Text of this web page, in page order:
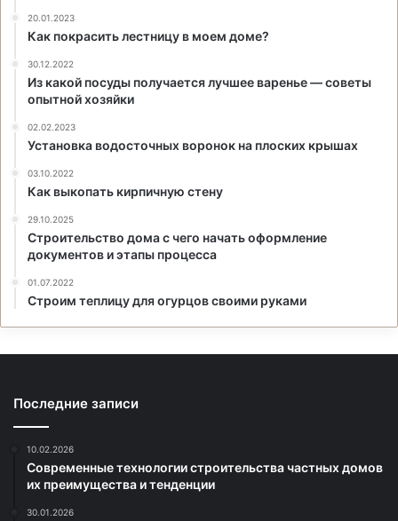
20.01.2023
Как покрасить лестницу в моем доме?
30.12.2022
Из какой посуды получается лучшее варенье — советы
опытной хозяйки
02.02.2023
Установка водосточных воронок на плоских крышах
03.10.2022
Как выкопать кирпичную стену
29.10.2025
Строительство дома с чего начать оформление
документов и этапы процесса
01.07.2022
Строим теплицу для огурцов своими руками
Последние записи
10.02.2026
Современные технологии строительства частных домов
их преимущества и тенденции
30.01.2026